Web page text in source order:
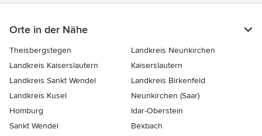
Orte in der Nähe
Theisbergstegen
Landkreis Neunkirchen
Landkreis Kaiserslautern
Kaiserslautern
Landkreis Sankt Wendel
Landkreis Birkenfeld
Landkreis Kusel
Neunkirchen (Saar)
Homburg
Idar-Oberstein
Sankt Wendel
Bexbach